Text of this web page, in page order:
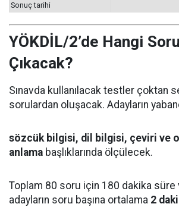
Sonuç tarihi
YÖKDİL/2’de Hangi
Çıkacak?
Sınavda kullanılacak testler çoktan
sorulardan oluşacak. Adayların
sözcük bilgisi, dil bilgisi, çeviri ve
anlama başlıklarında ölçülecek.
Toplam 80 soru için 180 dakika
adayların soru başına ortalama 2